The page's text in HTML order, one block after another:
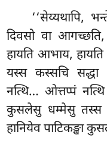
‘‘सेय्यथापि,
दिवसो वा
हायति आभाय,
यस्स कस्सचि
नत्थि… ओत्तप्पं नत्थि
कुसलेसु धम्मेसु तस्स
हानियेव पाटिकङ्खा